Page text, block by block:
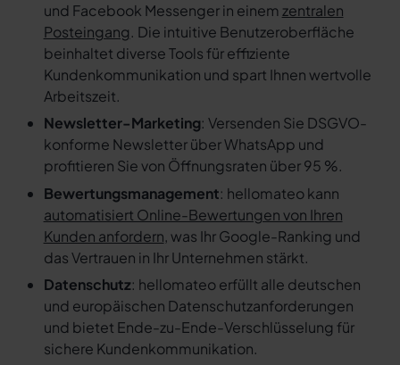
und Facebook Messenger in einem zentralen
Posteingang. Die intuitive Benutzeroberfläche
beinhaltet diverse Tools für effiziente
Kundenkommunikation und spart Ihnen wertvolle
Arbeitszeit.
Newsletter-Marketing: Versenden Sie DSGVO-
konforme Newsletter über WhatsApp und
profitieren Sie von Öffnungsraten über 95 %.
Bewertungsmanagement: hellomateo kann
automatisiert Online-Bewertungen von Ihren
Kunden anfordern, was Ihr Google-Ranking und
das Vertrauen in Ihr Unternehmen stärkt.
Datenschutz: hellomateo erfüllt alle deutschen
und europäischen Datenschutzanforderungen
und bietet Ende-zu-Ende-Verschlüsselung für
sichere Kundenkommunikation.